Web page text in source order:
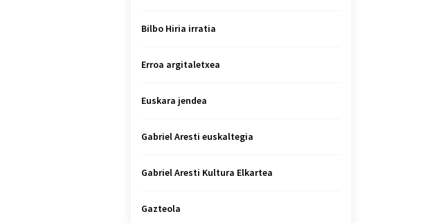
Bilbo Hiria irratia
Erroa argitaletxea
Euskara jendea
Gabriel Aresti euskaltegia
Gabriel Aresti Kultura Elkartea
Gazteola